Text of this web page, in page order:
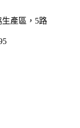
產區，5路